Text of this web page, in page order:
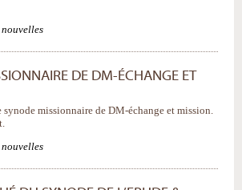
DE DM-ÉCHANGE ET
missionnaire de DM-échange et mission.